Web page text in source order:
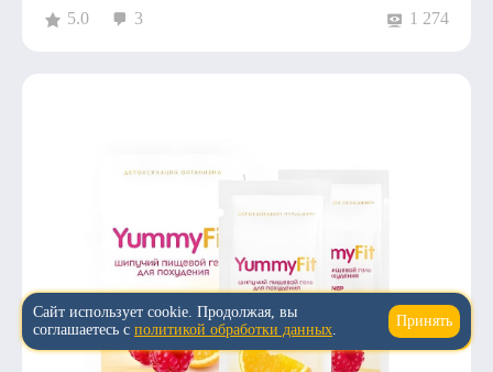
5.0 3 1 274
↑
Сайт использует cookie. Продолжая, вы
соглашаетесь с политикой обработки данных.
Принять